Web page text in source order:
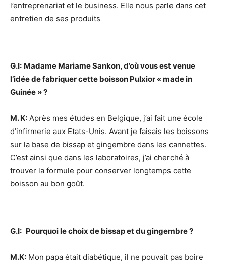
l’entreprenariat et le business. Elle nous parle dans cet
entretien de ses produits
G.I: Madame Mariame Sankon, d’où vous est venue
l’idée de fabriquer cette boisson Pulxior « made in
Guinée » ?
M. K: Après mes études en Belgique, j’ai fait une école
d’infirmerie aux Etats-Unis. Avant je faisais les boissons
sur la base de bissap et gingembre dans les cannettes.
C’est ainsi que dans les laboratoires, j’ai cherché à
trouver la formule pour conserver longtemps cette
boisson au bon goût.
G.I: Pourquoi le choix de bissap et du gingembre ?
M.K: Mon papa était diabétique, il ne pouvait pas boire